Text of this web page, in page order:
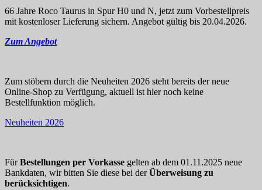
66 Jahre Roco Taurus in Spur H0 und N, jetzt zum Vorbestellpreis
mit kostenloser Lieferung sichern. Angebot gültig bis 20.04.2026.
Zum Angebot
Zum stöbern durch die Neuheiten 2026 steht bereits der neue
Online-Shop zu Verfügung, aktuell ist hier noch keine
Bestellfunktion möglich.
Neuheiten 2026
FürBestellungen per Vorkasse gelten ab dem 01.11.2025 neue
Bankdaten, wir bitten Sie diese bei derÜberweisung zu
berücksichtigen.